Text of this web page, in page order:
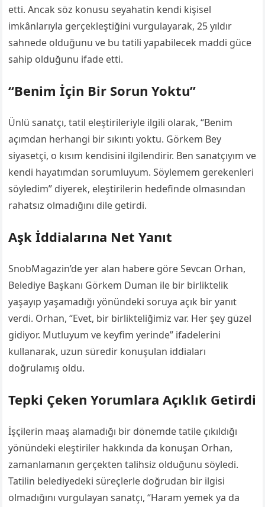
etti. Ancak söz konusu seyahatin kendi kişisel
imkânlarıyla gerçekleştiğini vurgulayarak, 25 yıldır
sahnede olduğunu ve bu tatili yapabilecek maddi güce
sahip olduğunu ifade etti.
“Benim İçin Bir Sorun Yoktu”
Ünlü sanatçı, tatil eleştirileriyle ilgili olarak, “Benim
açımdan herhangi bir sıkıntı yoktu. Görkem Bey
siyasetçi, o kısım kendisini ilgilendirir. Ben sanatçıyım ve
kendi hayatımdan sorumluyum. Söylemem gerekenleri
söyledim” diyerek, eleştirilerin hedefinde olmasından
rahatsız olmadığını dile getirdi.
Aşk İddialarına Net Yanıt
SnobMagazin’de yer alan habere göre Sevcan Orhan,
Belediye Başkanı Görkem Duman ile bir birliktelik
yaşayıp yaşamadığı yönündeki soruya açık bir yanıt
verdi. Orhan, “Evet, bir birlikteliğimiz var. Her şey güzel
gidiyor. Mutluyum ve keyfim yerinde” ifadelerini
kullanarak, uzun süredir konuşulan iddiaları
doğrulamış oldu.
Tepki Çeken Yorumlara Açıklık Getirdi
İşçilerin maaş alamadığı bir dönemde tatile çıkıldığı
yönündeki eleştiriler hakkında da konuşan Orhan,
zamanlamanın gerçekten talihsiz olduğunu söyledi.
Tatilin belediyedeki süreçlerle doğrudan bir ilgisi
olmadığını vurgulayan sanatçı, “Haram yemek ya da